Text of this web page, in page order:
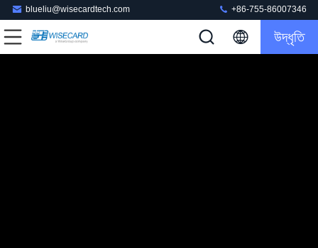
blueliu@wisecardtech.com +86-755-86007346
উদ্ধৃতি